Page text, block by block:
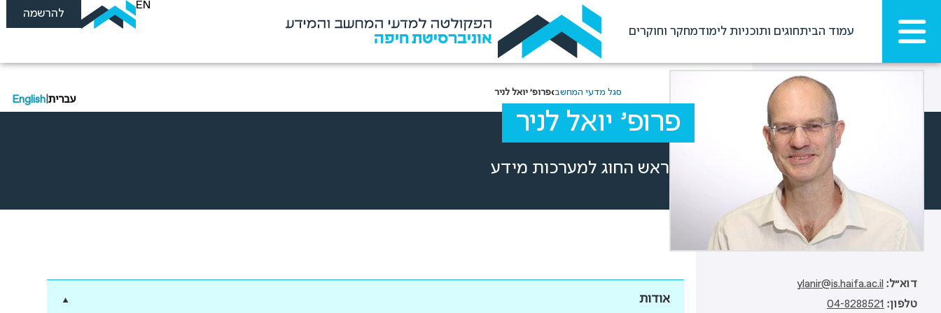
עמוד הביתחוגים ותוכניות לימודמחקר וחוקרים
הפקולטה למדעי המחשב והמידע
אוניברסיטת חיפה
EN
להרשמה
סגל מדעי המחשב›פרופ' יואל לניר
פרופ' יואל לניר
ראש החוג למערכות מידע
עברית|
English
דוא"ל ylanir@is.haifa.ac.il
טלפון 04-8288521
אודות ▼